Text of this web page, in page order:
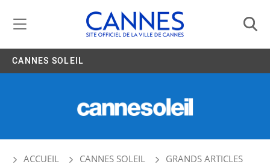
CANNES SOLEIL
ACCUEIL CANNES SOLEIL
GRANDS ARTICLES